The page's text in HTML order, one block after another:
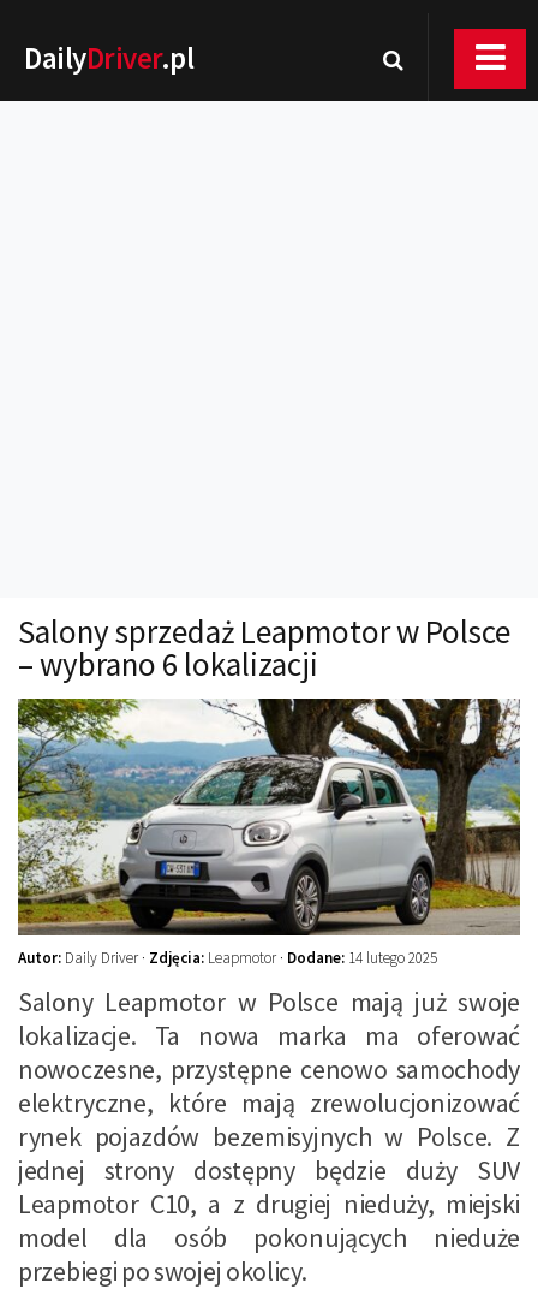
DailyDriver.pl
Technika jazdy
Oświetlenie
Kalkulatory
Przelicznik mocy
Auto z niemiec
Galerie
Salony sprzedaż Leapmotor w Polsce
– wybrano 6 lokalizacji
Autor: Daily Driver · Zdjęcia: Leapmotor · Dodane: 14 lutego 2025
Salony Leapmotor w Polsce mają już swoje
lokalizacje. Ta nowa marka ma oferować
nowoczesne, przystępne cenowo samochody
elektryczne, które mają zrewolucjonizować
rynek pojazdów bezemisyjnych w Polsce. Z
jednej strony dostępny będzie duży SUV
Leapmotor C10, a z drugiej nieduży, miejski
model dla osób pokonujących nieduże
przebiegi po swojej okolicy.